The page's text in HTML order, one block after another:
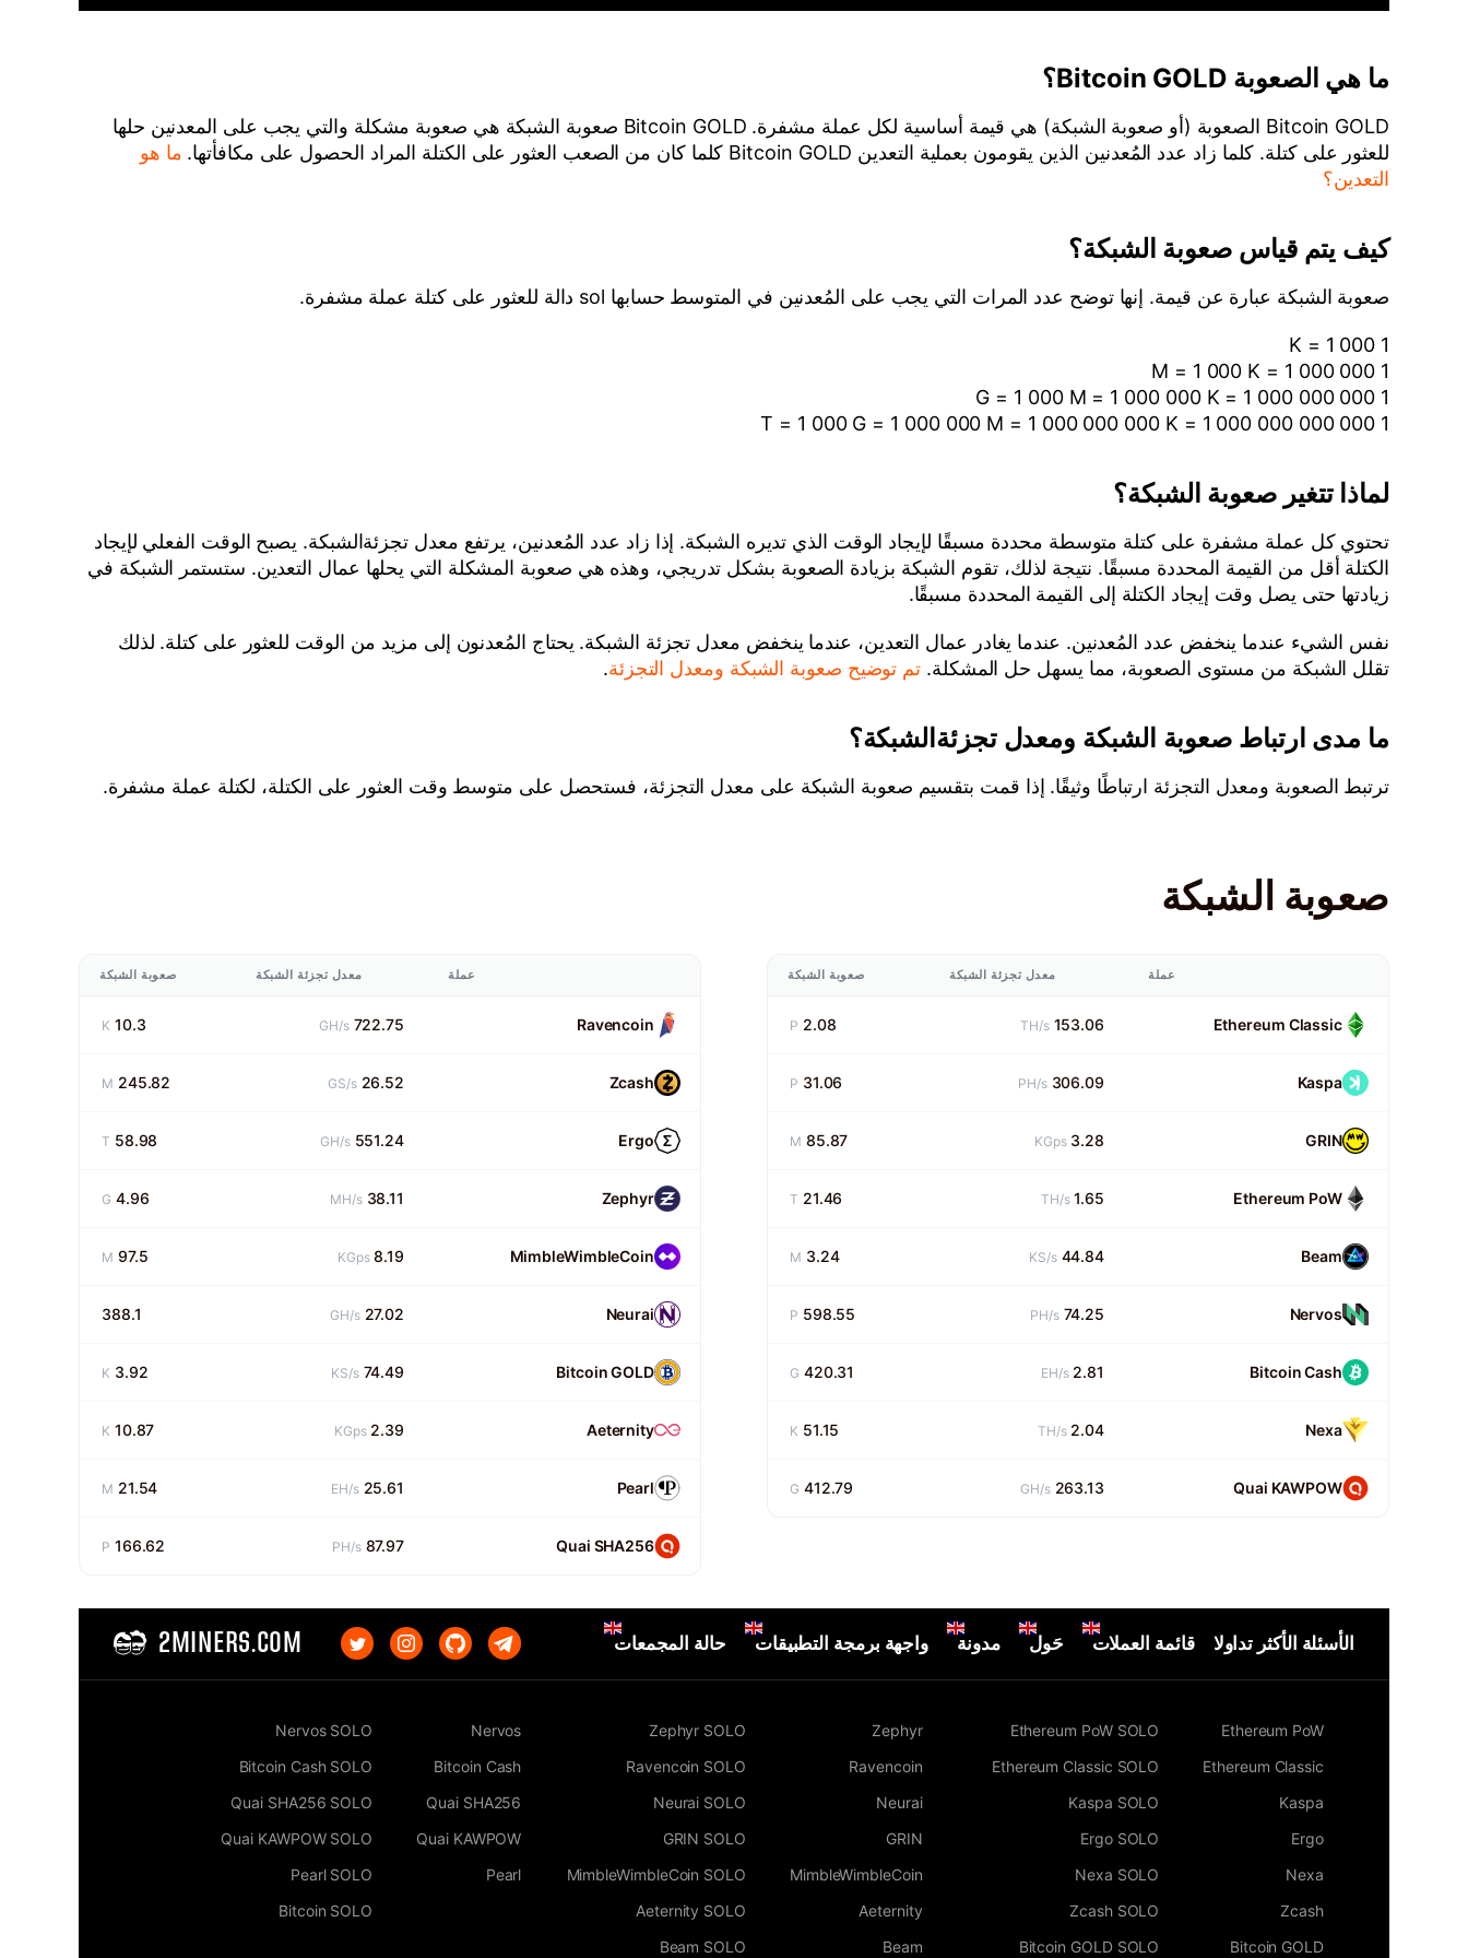
ما هي الصعوبة Bitcoin GOLD؟
Bitcoin GOLD الصعوبة (أو صعوبة الشبكة) هي قيمة أساسية لكل عملة مشفرة. Bitcoin GOLD صعوبة الشبكة هي صعوبة مشكلة والتي يجب على المعدنين حلها
للعثور على كتلة. كلما زاد عدد المُعدنين الذين يقومون بعملية التعدين Bitcoin GOLD كلما كان من الصعب العثور على الكتلة المراد الحصول على مكافأتها.
ما هو
التعدين؟
كيف يتم قياس صعوبة الشبكة؟
صعوبة الشبكة عبارة عن قيمة. إنها توضح عدد المرات التي يجب على المُعدنين في المتوسط حسابها sol دالة للعثور على كتلة عملة مشفرة.
1 K = 1 000
1 M = 1 000 K = 1 000 000
1 G = 1 000 M = 1 000 000 K = 1 000 000 000
1 T = 1 000 G = 1 000 000 M = 1 000 000 000 K = 1 000 000 000 000
لماذا تتغير صعوبة الشبكة؟
تحتوي كل عملة مشفرة على كتلة متوسطة محددة مسبقًا لإيجاد الوقت الذي تديره الشبكة. إذا زاد عدد المُعدنين، يرتفع معدل تجزئةالشبكة. يصبح الوقت الفعلي لإيجاد
الكتلة أقل من القيمة المحددة مسبقًا. نتيجة لذلك، تقوم الشبكة بزيادة الصعوبة بشكل تدريجي، وهذه هي صعوبة المشكلة التي يحلها عمال التعدين. ستستمر الشبكة في
زيادتها حتى يصل وقت إيجاد الكتلة إلى القيمة المحددة مسبقًا.
نفس الشيء عندما ينخفض عدد المُعدنين. عندما يغادر عمال التعدين، عندما ينخفض معدل تجزئة الشبكة. يحتاج المُعدنون إلى مزيد من الوقت للعثور على كتلة. لذلك
تقلل الشبكة من مستوى الصعوبة، مما يسهل حل المشكلة. تم توضيح صعوبة الشبكة ومعدل التجزئة.
ما مدى ارتباط صعوبة الشبكة ومعدل تجزئةالشبكة؟
ترتبط الصعوبة ومعدل التجزئة ارتباطًا وثيقًا. إذا قمت بتقسيم صعوبة الشبكة على معدل التجزئة، فستحصل على متوسط وقت العثور على الكتلة، لكتلة عملة مشفرة.
صعوبة الشبكة
عملة معدل تجزئة الشبكة صعوبة الشبكة
Ravencoin
722.75
GH/s
10.3
K
Zcash
26.52
GS/s
245.82
M
Ergo
551.24
GH/s
58.98
T
Zephyr
38.11
MH/s
4.96
G
MimbleWimbleCoin
8.19
KGps
97.5
M
Neurai
27.02
GH/s
388.1
Bitcoin GOLD
74.49
KS/s
3.92
K
Aeternity
2.39
KGps
10.87
K
Pearl
25.61
EH/s
21.54
M
Quai SHA256
87.97
PH/s
166.62
P
عملة معدل تجزئة الشبكة صعوبة الشبكة
Ethereum Classic
153.06
TH/s
2.08
P
Kaspa
306.09
PH/s
31.06
P
GRIN
3.28
KGps
85.87
M
Ethereum PoW
1.65
TH/s
21.46
T
Beam
44.84
KS/s
3.24
M
Nervos
74.25
PH/s
598.55
P
Bitcoin Cash
2.81
EH/s
420.31
G
Nexa
2.04
TH/s
51.15
K
Quai KAWPOW
263.13
GH/s
412.79
G
2MINERS.COM حالة المجمعات واجهة برمجة التطبيقات مدونة حَول قائمة العملات الأسئلة الأكثر تداولا
Ethereum PoW
Ethereum Classic
Kaspa
Ergo
Nexa
Zcash
Bitcoin GOLD
Ethereum PoW SOLO
Ethereum Classic SOLO
Kaspa SOLO
Ergo SOLO
Nexa SOLO
Zcash SOLO
Bitcoin GOLD SOLO
Zephyr
Ravencoin
Neurai
GRIN
MimbleWimbleCoin
Aeternity
Beam
Zephyr SOLO
Ravencoin SOLO
Neurai SOLO
GRIN SOLO
MimbleWimbleCoin SOLO
Aeternity SOLO
Beam SOLO
Nervos
Bitcoin Cash
Quai SHA256
Quai KAWPOW
Pearl
Nervos SOLO
Bitcoin Cash SOLO
Quai SHA256 SOLO
Quai KAWPOW SOLO
Pearl SOLO
Bitcoin SOLO